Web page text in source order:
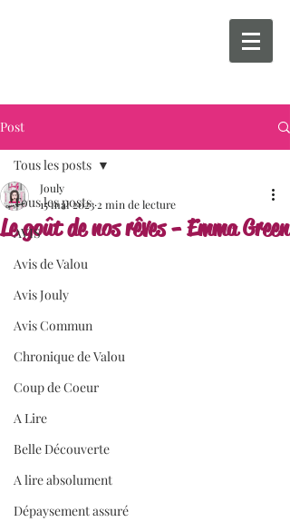
Post
Tous les posts
AVIS
Avis de Valou
Avis Jouly
Avis Commun
Chronique de Valou
Coup de Coeur
A Lire
Belle Découverte
A lire absolument
Dépaysement assuré
Tous les posts
Le goût de nos rêves - Emma Green
Jouly
15 mai 2023 2 min de lecture